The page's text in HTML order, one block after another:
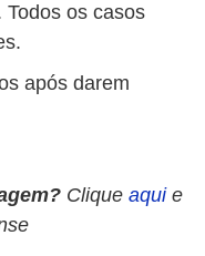
os casos
após darem
Clique aqui e